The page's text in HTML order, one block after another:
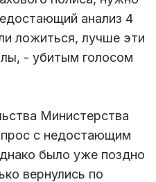
анализ 4
ложиться, лучше эти
- убитым голосом
Министерства
с недостающим
было уже поздно
вернулись по